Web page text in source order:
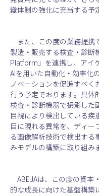
織体制の強化に充当する予
また、この度の業務提携
製造・販売する検査・診断
Platform」を連携し、アイ
AIを用いた自動化・効率化
ノベーションを促進すべく
行う予定でおります。具体
検査・診断機器で撮影した
目視により検出している疾
目に現れる異常を、ディー
る画像解析技術で検出する
みモデルの構築に取り組
ABEJAは、この度の資本
的な成長に向けた基盤構築